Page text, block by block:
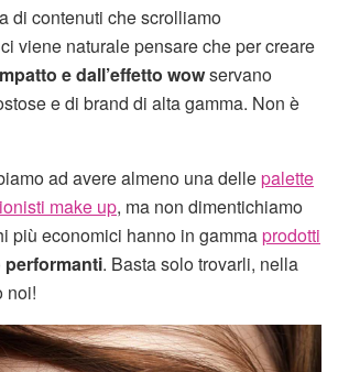
di contenuti che scrolliamo
viene naturale pensare che per creare
e dall’effetto wowservano
e di brand di alta gamma. Non è
ad avere almeno una dellepalette
make up, ma non dimentichiamo
più economici hanno in gammaprodotti
performanti. Basta solo trovarli, nella
noi!